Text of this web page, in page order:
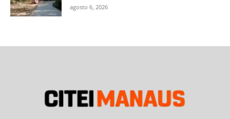
agosto 6, 2026